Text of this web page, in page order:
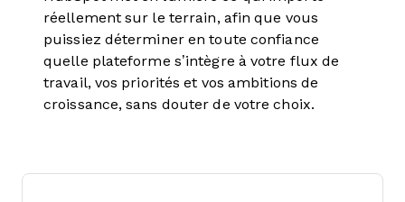
réellement sur le terrain, afin que vous
puissiez déterminer en toute confiance
quelle plateforme s’intègre à votre flux de
travail, vos priorités et vos ambitions de
croissance, sans douter de votre choix.